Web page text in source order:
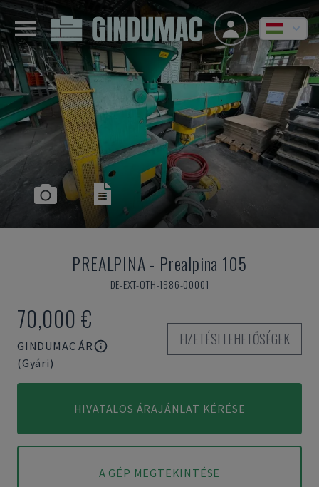
PREALPINA- Prealpina 105
DE-EXT-OTH-1986-00001
70,000 €
GINDUMAC ÁR
(Gyári)
FIZETÉSI LEHETŐSÉGEK
HIVATALOS ÁRAJÁNLAT KÉRÉSE
A GÉP MEGTEKINTÉSE